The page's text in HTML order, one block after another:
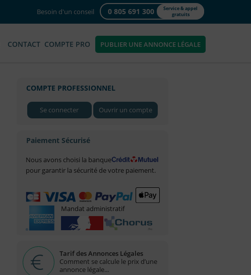
Besoin d'un conseil 0 805 691 300
Service & appel
gratuits
CONTACT COMPTE PRO PUBLIER UNE ANNONCE LÉGALE
COMPTE PROFESSIONNEL
Se connecter Ouvrir un compte
Paiement Sécurisé
Nous avons choisi la banque
pour garantir la sécurité de votre paiement.
Mandat administratif
Tarif des Annonces Légales
Comment se calcule le prix d’une
annonce légale...